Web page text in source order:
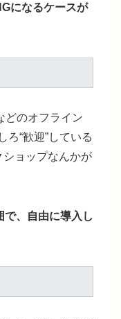
になるケースが
どのオフライン
ろ“歓迎”している
ショップなんかが
で、自由に導入し